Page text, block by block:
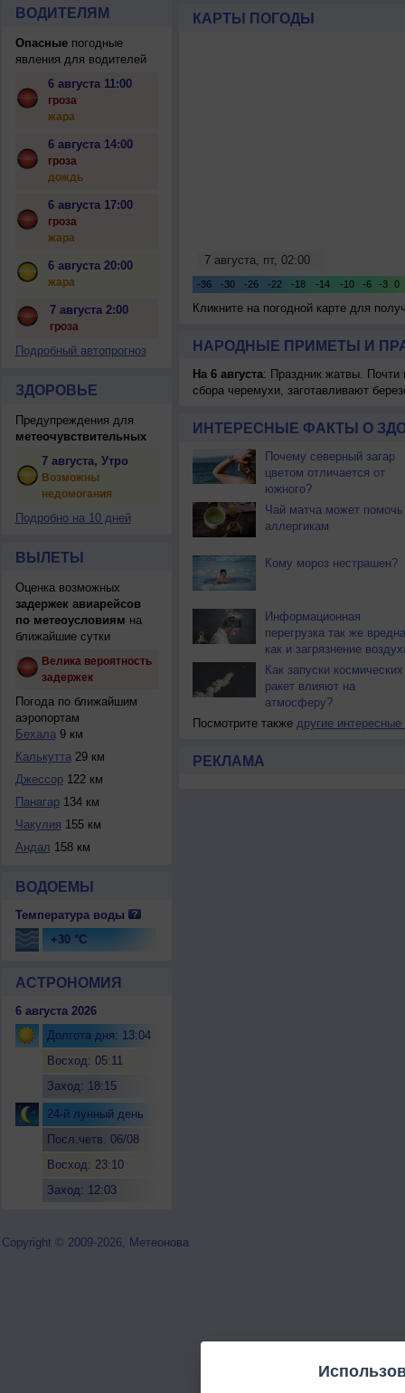
ВОДИТЕЛЯМ
Опасныепогодные
явления для водителей
6 августа 11:00
гроза
жара
6 августа 14:00
гроза
дождь
6 августа 17:00
гроза
жара
6 августа 20:00
жара
7 августа 2:00
гроза
Подробный автопрогноз
ЗДОРОВЬЕ
Предупреждения для
метеочувствительных
7 августа, Утро
Возможны
недомогания
Подробно на 10 дней
ВЫЛЕТЫ
Оценка возможных
задержек авиарейсов
по метеоусловиям на
ближайшие сутки
Велика вероятность
задержек
Погода по ближайшим
аэропортам
Бехала9 км
Калькутта29 км
Джессор122 км
Панагар134 км
Чакулия 155 км
Андал 158 км
ВОДОЕМЫ
Температура воды
+30 °C
АСТРОНОМИЯ
6 августа 2026
Долгота дня: 13:04
Восход: 05:11
Заход: 18:15
24-й лунный день
Посл.четв. 06/08
Восход: 23:10
Заход: 12:03
КАРТЫ ПОГОДЫ
Кликните на погодной карте для
НАРОДНЫЕ ПРИМЕТЫ И
На 6 августа: Праздник жатвы. Почти
сбора черемухи, заготавливают
ИНТЕРЕСНЫЕ ФАКТЫ О
Почему северный загар
цветом отличается от
южного?
Чай матча может помочь
аллергикам
Кому мороз нестрашен?
Информационная
перегрузка так же
как и загрязнение
Как запуски космических
ракет влияют на
атмосферу?
Посмотрите также другие интересные
РЕКЛАМА
Copyright © 2009-2026, Метеонова